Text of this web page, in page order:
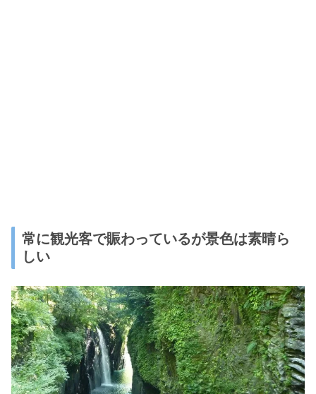
常に観光客で賑わっているが景色は素晴ら
しい